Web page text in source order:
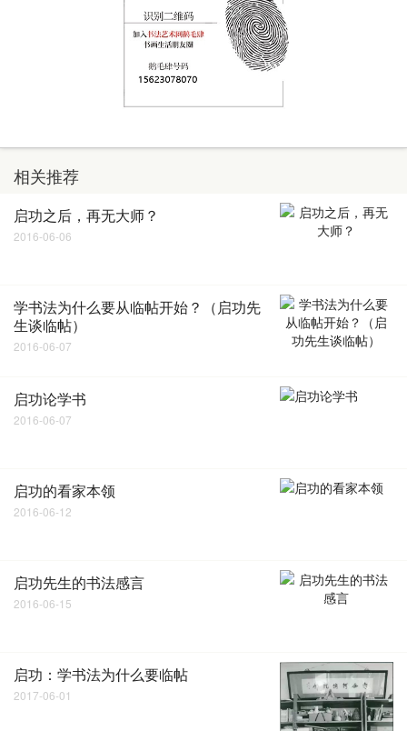
相关推荐
启功之后，再无大师？
2016-06-06
学书法为什么要从临帖开始？（启功先
生谈临帖）
2016-06-07
启功论学书
2016-06-07
启功的看家本领
2016-06-12
启功先生的书法感言
2016-06-15
启功：学书法为什么要临帖
2017-06-01